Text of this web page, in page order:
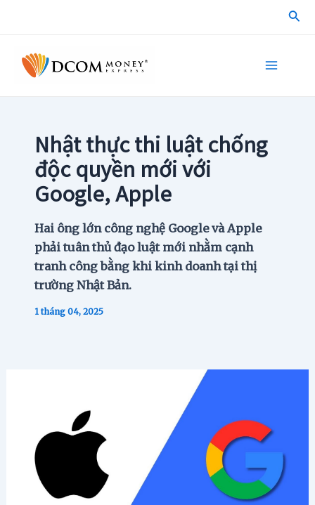
Nhật thực thi luật chống
độc quyền mới với
Google, Apple
Hai ông lớn công nghệ Google và Apple
phải tuân thủ đạo luật mới nhằm cạnh
tranh công bằng khi kinh doanh tại thị
trường Nhật Bản.
1 tháng 04, 2025